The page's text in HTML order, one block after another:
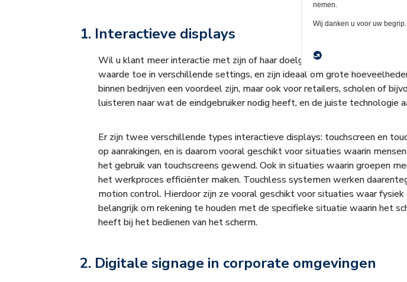
1. Interactieve displays
Wil u klant meer interactie met zijn of haar doelgroep? Adviseer dan om
waarde toe in verschillende settings, en zijn ideaal om grote
binnen bedrijven een voordeel zijn, maar ook voor retailers, scholen of
luisteren naar wat de eindgebruiker nodig heeft, en de juiste technologie
Er zijn twee verschillende types interactieve displays: touchscreen en
op aanrakingen, en is daarom vooral geschikt voor situaties waarin
het gebruik van touchscreens gewend. Ook in situaties waarin groepen
het werkproces efficiënter maken. Touchless systemen werken
motion control. Hierdoor zijn ze vooral geschikt voor situaties waar
belangrijk om rekening te houden met de specifieke situatie waarin het
heeft bij het bedienen van het scherm.
2. Digitale signage in corporate omgevingen